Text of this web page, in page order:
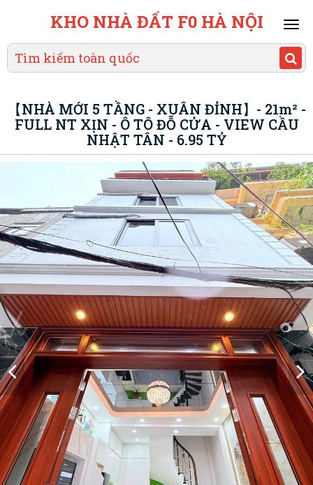
KHO NHÀ ĐẤT F0 HÀ NỘI
【NHÀ MỚI 5 TẦNG - XUÂN ĐỈNH】- 21m² -
FULL NT XỊN - Ô TÔ ĐỖ CỬA - VIEW CẦU
NHẬT TÂN - 6.95 TỶ